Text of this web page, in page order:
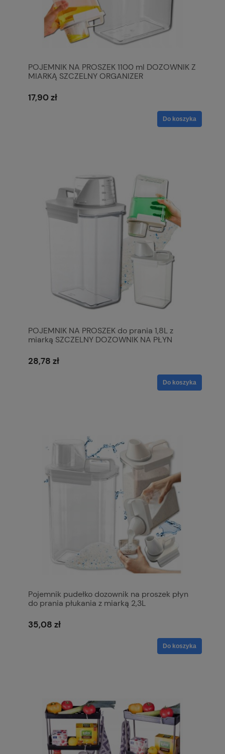
POJEMNIK NA PROSZEK 1100 ml DOZOWNIK Z
MIARKĄ SZCZELNY ORGANIZER
17,90 zł
Do koszyka
POJEMNIK NA PROSZEK do prania 1,8L z
miarką SZCZELNY DOZOWNIK NA PŁYN
28,78 zł
Do koszyka
Pojemnik pudełko dozownik na proszek płyn
do prania płukania z miarką 2,3L
35,08 zł
Do koszyka